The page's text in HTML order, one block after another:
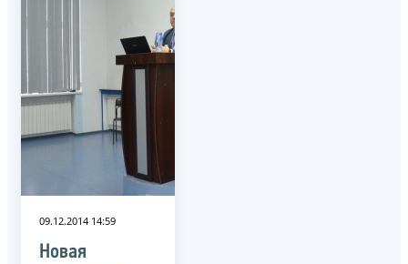
09.12.2014 14:59
Новая